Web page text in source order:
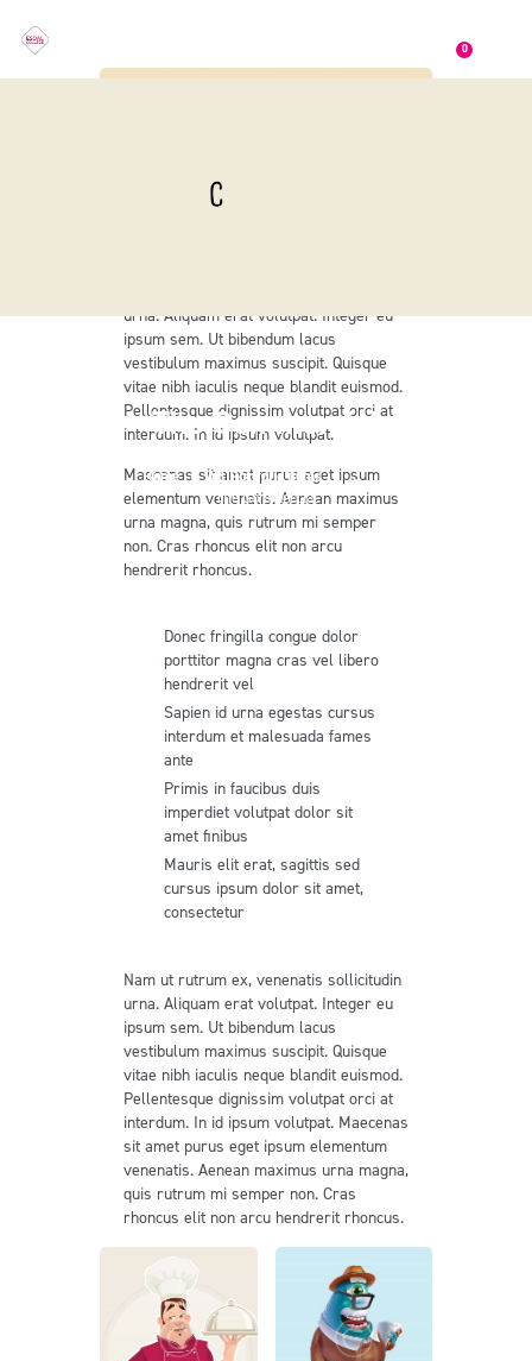
0
The Commercial
Home All Portfolio items
...
The Commercial
urna. Aliquam erat volutpat. Integer eu
ipsum sem. Ut bibendum lacus
vestibulum maximus suscipit. Quisque
vitae nibh iaculis neque blandit euismod.
Pellentesque dignissim volutpat orci at
interdum. In id ipsum volutpat.
Maecenas sit amet purus eget ipsum
elementum venenatis. Aenean maximus
urna magna, quis rutrum mi semper
non. Cras rhoncus elit non arcu
hendrerit rhoncus.
Donec fringilla congue dolor
porttitor magna cras vel libero
hendrerit vel
Sapien id urna egestas cursus
interdum et malesuada fames
ante
Primis in faucibus duis
imperdiet volutpat dolor sit
amet finibus
Mauris elit erat, sagittis sed
cursus ipsum dolor sit amet,
consectetur
Nam ut rutrum ex, venenatis sollicitudin
urna. Aliquam erat volutpat. Integer eu
ipsum sem. Ut bibendum lacus
vestibulum maximus suscipit. Quisque
vitae nibh iaculis neque blandit euismod.
Pellentesque dignissim volutpat orci at
interdum. In id ipsum volutpat. Maecenas
sit amet purus eget ipsum elementum
venenatis. Aenean maximus urna magna,
quis rutrum mi semper non. Cras
rhoncus elit non arcu hendrerit rhoncus.